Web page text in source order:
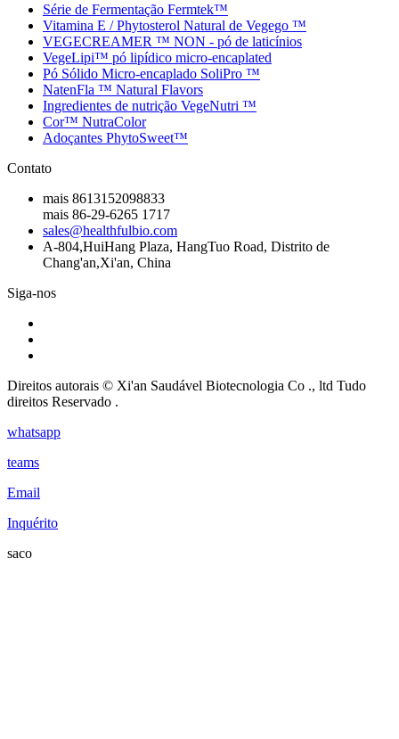
Série de Fermentação Fermtek™
Vitamina E / Phytosterol Natural de Vegego ™
VEGECREAMER ™ NON - pó de laticínios
VegeLipi™ pó lipídico micro-encaplated
Pó Sólido Micro-encaplado SoliPro ™
NatenFla ™ Natural Flavors
Ingredientes de nutrição VegeNutri ™
Cor™ NutraColor
Adoçantes PhytoSweet™
Contato
mais 8613152098833
mais 86-29-6265 1717
sales@healthfulbio.com
A-804,HuiHang Plaza, HangTuo Road, Distrito de
Chang'an,Xi'an, China
Siga-nos
Direitos autorais © Xi'an Saudável Biotecnologia Co ., ltd Tudo
direitos Reservado .
whatsapp
teams
Email
Inquérito
saco